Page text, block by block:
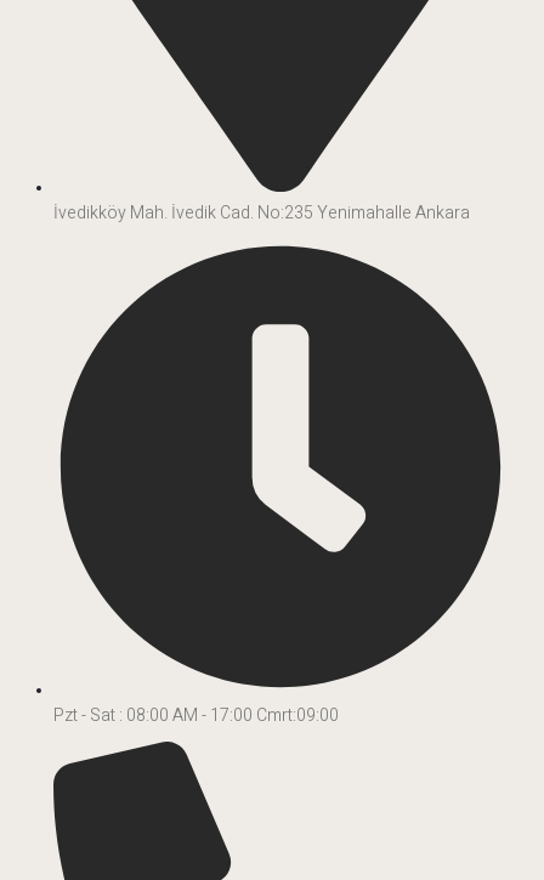
İvedikköy Mah. İvedik Cad. No:235 Yenimahalle Ankara
Pzt - Sat : 08:00 AM - 17:00 Cmrt:09:00